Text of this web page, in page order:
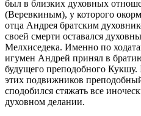
был в близких духовных
(Веревкиным), у которого
отца Андрея братским
своей смерти оставался
Мелхиседека. Именно по
игумен Андрей принял в
будущего преподобного
этих подвижников
сподобился стяжать все
духовном делании.